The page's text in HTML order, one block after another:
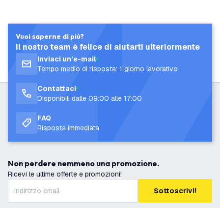
Vuoi saperne di più?
Il nostro team è felice di aiutarti ulteriormente
Inviaci un’e-mail
Tempo medio di risposta: 1 giorno lavorativo
Contattaci
Disponibili dalle 09:00 alle 17:00
FAQ
Risposta immediata
Non perdere nemmeno una promozione.
Ricevi le ultime offerte e promozioni!
Sottoscrivi!